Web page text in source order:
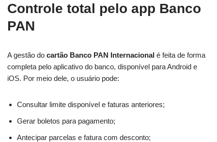
Controle total pelo app Banco
PAN
A gestão do cartão Banco PAN Internacional é feita de forma
completa pelo aplicativo do banco, disponível para Android e
iOS. Por meio dele, o usuário pode:
Consultar limite disponível e faturas anteriores;
Gerar boletos para pagamento;
Antecipar parcelas e fatura com desconto;